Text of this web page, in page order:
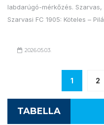
labdarúgó-mérkőzés.
Szarvasi FC 1905: Köteles –
2026.05.03.
1 2
TABELLA